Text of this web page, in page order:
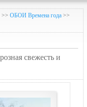
>> ОБОИ Времена года >>
свежесть и